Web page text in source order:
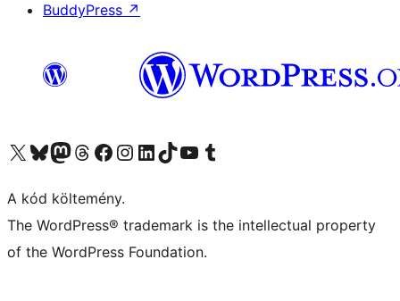
BuddyPress ↗
Visit our X (formerly Twitter) account
Visit our Bluesky account
Twitter csatornánk
Visit our Threads account
Facebook oldalunk megtekintése
Visit our Instagram account
Visit our LinkedIn account
Visit our TikTok account
Visit our YouTube channel
Visit our Tumblr account
A kód költemény.
The WordPress® trademark is the intellectual property
of the WordPress Foundation.